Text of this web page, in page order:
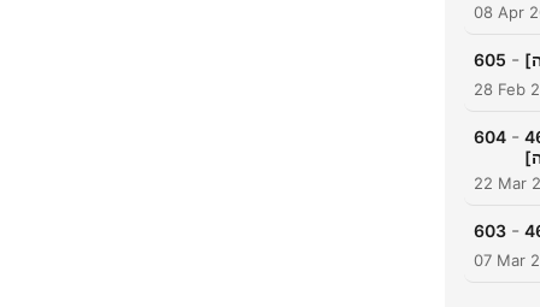
08 Apr
605 -
28 Feb
604 - יוה"כ, חלק א', (ש.ח.)
22 Mar
603 -
07 Mar